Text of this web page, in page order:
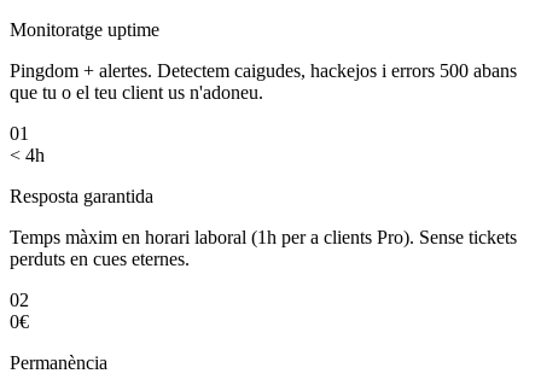
Monitoratge uptime
Pingdom + alertes. Detectem caigudes, hackejos i errors 500 abans
que tu o el teu client us n'adoneu.
01
< 4h
Resposta garantida
Temps màxim en horari laboral (1h per a clients Pro). Sense tickets
perduts en cues eternes.
02
0€
Permanència